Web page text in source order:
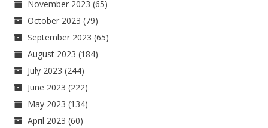
November 2023 (65)
October 2023 (79)
September 2023 (65)
August 2023 (184)
July 2023 (244)
June 2023 (222)
May 2023 (134)
April 2023 (60)